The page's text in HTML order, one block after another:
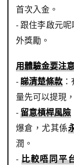
首次入金。
- 跟住李啟元
外獎勵。
用體驗金要注
-睇清楚條款
量先可以提現
-留意槓桿風險
爆倉，尤其係
潤。
- 比較唔同平